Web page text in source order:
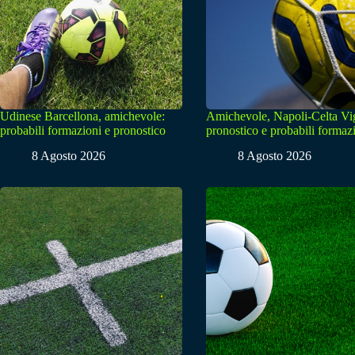
Udinese Barcellona, amichevole:
probabili formazioni e pronostico
8 Agosto 2026
Amichevole, Napoli-Celta
pronostico e probabili
8 Agosto 2026